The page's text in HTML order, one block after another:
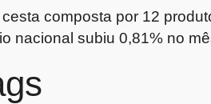
composta por 12
nacional subiu 0,81% no